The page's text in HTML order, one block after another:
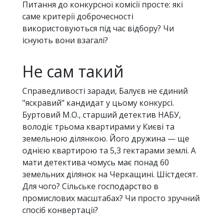
Питання до конкурсної комісії просте: які
саме критерії доброчесності
використовуються під час відбору? Чи
існують вони взагалі?
Не сам такий
Справедливості заради, Балуєв не єдиний
"яскравий" кандидат у цьому конкурсі.
Буртовий М.О., старший детектив НАБУ,
володіє трьома квартирами у Києві та
земельною ділянкою. Його дружина — ще
однією квартирою та 5,3 гектарами землі. А
мати детектива чомусь має понад 60
земельних ділянок на Черкащині. Шістдесят.
Для чого? Сільське господарство в
промислових масштабах? Чи просто зручний
спосіб конвертації?